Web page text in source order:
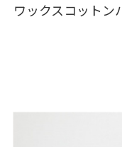
ワックスコットン